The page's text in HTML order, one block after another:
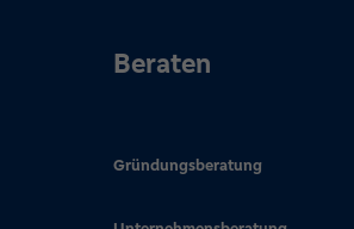
Beraten
Gründungsberatung